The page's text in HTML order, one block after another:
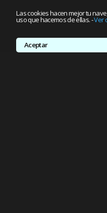
Las cookies hacen mejor tu
uso que hacemos de ellas.-Ver
Aceptar